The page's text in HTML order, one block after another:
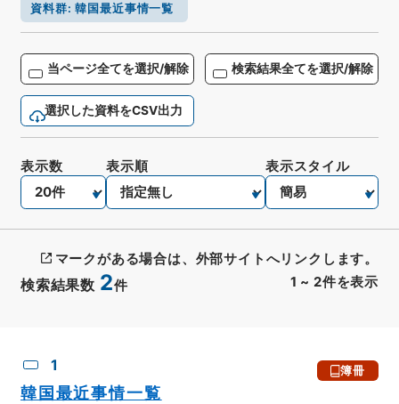
資料群:韓国最近事情一覧
当ページ全てを選択/解除 検索結果全てを選択/解除
選択した資料をCSV出力
検索結果数 2件 1 ~ 2件を表示
表示数 表示順 表示スタイル
マークがある場合は、外部サイトへリンクします。
1 簿冊
韓国最近事情一覧